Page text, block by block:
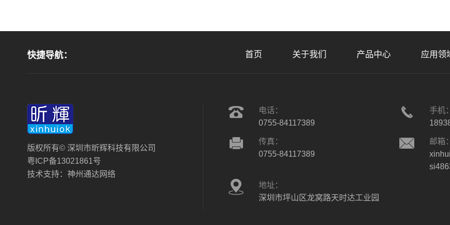
快捷导航： 首页 关于我们 产品中心 应用领
版权所有© 深圳市昕辉科技有限公司
粤ICP备13021861号
技术支持： 神州通达网络
电话：
0755-84117389
手机
传真：
0755-84117389
邮箱
地址：
深圳市坪山区龙窝路天时达工业园